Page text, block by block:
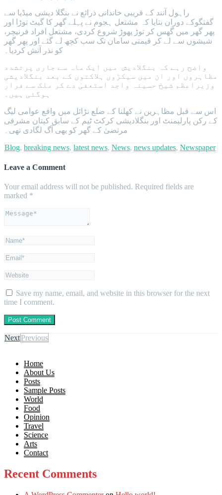
راہول آنند کے قریبی خاندانی ذرائع نے بنگلا دیشی میڈیا سے
گفتگوکے دوران بتایا کہ مشتعل ہجوم نے پہلے گھر کا گیٹ توڑا اور
پھر گھر میں گھس کر توڑ پھوڑ شروع کردی، مشتعل افراد فرنیچر،
شیشوں سے لے کر قیمتی سامان تک سب کچھ لے گئے اور پھر گھر
کو نذر آتش کردیا۔
واضح رہے کہ بنگلادیش میں ایک ماہ سے جاری پرتشدد
مظاہروں اور ان میں سیکڑوں ہلاکتوں کے بعد بنگلادیشی
وزیراعظم شیخ حسینہ واجد استعفیٰ دے کر ملک سے فرار
ہوگئی ہیں۔
اس سے قبل مظاہرین نے کھلنا کے ضلع نڑائل میں واقع عوامی لیگ
کے رکن پارلیمنٹ اور بنگلادیشی کرکٹ ٹیم کے سابق کپتان مشرفی
مرتضیٰ کے گھر کو بھی آگ لگادی تھی۔
Blog, breaking news, latest news, News, news updates, Newspaper
Leave a Comment
Your email address will not be published. Required fields are
marked *
Save my name, email, and website in this browser for the next
time I comment.
NextPrevious
Home
About Us
Posts
Sample Posts
World
Food
Opinion
Travel
Science
Arts
Contact
Recent Comments